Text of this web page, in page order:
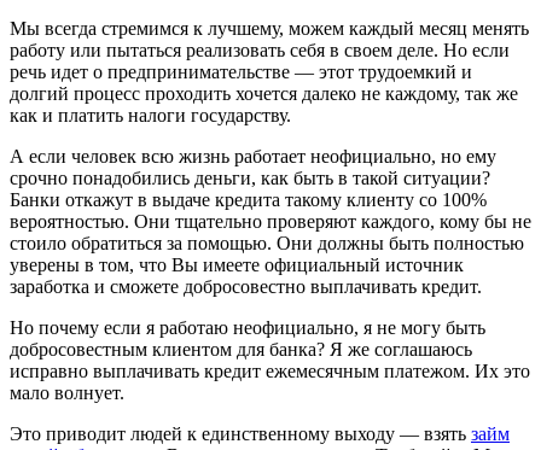
Мы всегда стремимся к лучшему, можем каждый месяц менять
работу или пытаться реализовать себя в своем деле. Но если
речь идет о предпринимательстве — этот трудоемкий и
долгий процесс проходить хочется далеко не каждому, так же
как и платить налоги государству.
А если человек всю жизнь работает неофициально, но ему
срочно понадобились деньги, как быть в такой ситуации?
Банки откажут в выдаче кредита такому клиенту со 100%
вероятностью. Они тщательно проверяют каждого, кому бы не
стоило обратиться за помощью. Они должны быть полностью
уверены в том, что Вы имеете официальный источник
заработка и сможете добросовестно выплачивать кредит.
Но почему если я работаю неофициально, я не могу быть
добросовестным клиентом для банка? Я же соглашаюсь
исправно выплачивать кредит ежемесячным платежом. Их это
мало волнует.
Это приводит людей к единственному выходу — взять займ